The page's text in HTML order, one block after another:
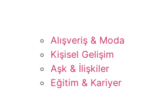
Alışveriş & Moda
Kişisel Gelişim
Aşk & İlişkiler
Eğitim & Kariyer